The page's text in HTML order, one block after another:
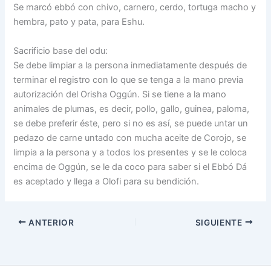
Se marcó ebbó con chivo, carnero, cerdo, tortuga macho y
hembra, pato y pata, para Eshu.
Sacrificio base del odu:
Se debe limpiar a la persona inmediatamente después de
terminar el registro con lo que se tenga a la mano previa
autorización del Orisha Oggún. Si se tiene a la mano
animales de plumas, es decir, pollo, gallo, guinea, paloma,
se debe preferir éste, pero si no es así, se puede untar un
pedazo de carne untado con mucha aceite de Corojo, se
limpia a la persona y a todos los presentes y se le coloca
encima de Oggún, se le da coco para saber si el Ebbó Dá
es aceptado y llega a Olofi para su bendición.
ANTERIOR SIGUIENTE